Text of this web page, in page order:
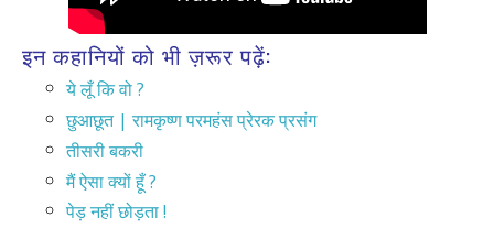
इन कहानियों को भी ज़रूर पढ़ें:
ये लूँ कि वो ?
छुआछूत | रामकृष्ण परमहंस प्रेरक प्रसंग
तीसरी बकरी
मैं ऐसा क्यों हूँ ?
पेड़ नहीं छोड़ता !